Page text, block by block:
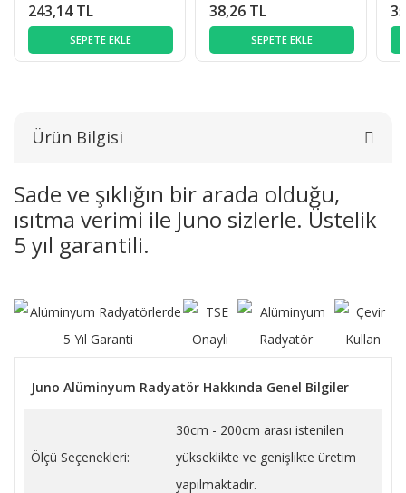
243,14 TL
SEPETE EKLE
38,26 TL
SEPETE EKLE
Ürün Bilgisi
Sade ve şıklığın bir arada olduğu,
ısıtma verimi ile Juno sizlerle. Üstelik
5 yıl garantili.
Juno Alüminyum Radyatör Hakkında Genel Bilgiler
Ölçü Seçenekleri:
30cm - 200cm arası istenilen
yükseklikte ve genişlikte üretim
yapılmaktadır.